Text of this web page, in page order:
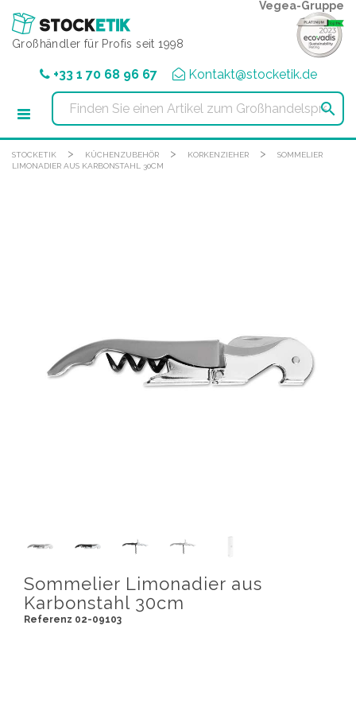
Großhändler für Profis seit 1998
Vegea-Gruppe
+33 1 70 68 96 67 Kontakt@stocketik.de

STOCKETIK > KÜCHENZUBEHÖR > KORKENZIEHER >
SOMMELIER
LIMONADIER AUS KARBONSTAHL 30CM
Sommelier Limonadier aus
Karbonstahl 30cm
Referenz 02-09103